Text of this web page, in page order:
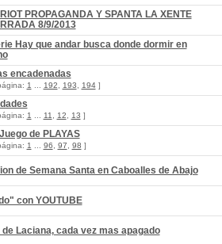
PROPAGANDA Y SPANTA LA XENTE
8/9/2013
Hay que andar busca donde dormir en
encadenadas
1 192 193 194]
1 11 12 13 ]
de PLAYAS
1 96 97 98 ]
de Semana Santa en Caboalles de Abajo
con YOUTUBE
de Laciana, cada vez mas apagado